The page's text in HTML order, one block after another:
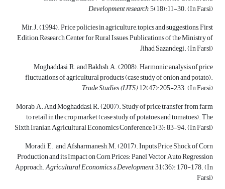
Development research, 5(18):11-30. (In Farsi)
Mir, J. (1994). Price policies in agriculture, topics and suggestions, First
Edition, Research Center for Rural Issues, Publications of the Ministry of
Jihad Sazandegi. (In Farsi)
Moghaddasi, R. and Bakhsh, A. (2008). Harmonic analysis of price
fluctuations of agricultural products (case study of onion and potato).
Trade Studies (IJTS), 12(47):205-233. (In Farsi)
Morab, A. And Moghaddasi, R. (2007). Study of price transfer from farm
to retail in the crop market (case study of potatoes and tomatoes). The
Sixth Iranian Agricultural Economics Conference,1(3): 83-94. (In Farsi)
Moradi, E. and Afsharmanesh, M. (2017). Inputs Price Shock of Corn
Production and its Impact on Corn Prices: Panel Vector Auto Regression
Approach.Agricultural Economics & Development, 31(36): 170-178. (In
Farsi)